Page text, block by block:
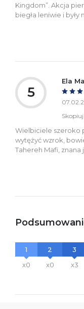
Kingdom”. Akcja
biegła leniwie i były
5
Ela
Wielbiciele szeroko
wytężyć wzrok,
Tahereh Mafi, znana
1
x0
2
x0
3
x3